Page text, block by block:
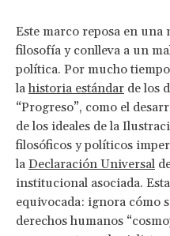
Este marco reposa en una
filosofía y conlleva a un
política. Por mucho
lahistoria estándar de los
“Progreso”, como el
de los ideales de la
filosóficos y políticos
la Declaración Universal
institucional asociada.
equivocada: ignora cómo
derechos humanos